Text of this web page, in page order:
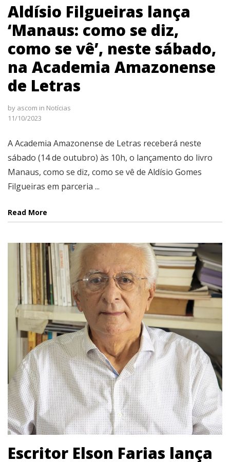
Aldísio Filgueiras lança
‘Manaus: como se diz,
como se vê’, neste sábado,
na Academia Amazonense
de Letras
by ascom in Notícias
11/10/2023
A Academia Amazonense de Letras receberá neste
sábado (14 de outubro) às 10h, o lançamento do livro
Manaus, como se diz, como se vê de Aldísio Gomes
Filgueiras em parceria ...
Read More
Escritor Elson Farias lança